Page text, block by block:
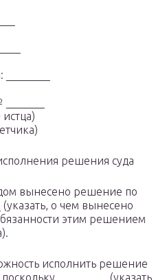
решения суда
вынесено решение по
о чем вынесено
этим решением
исполнить решение
_________ (указать